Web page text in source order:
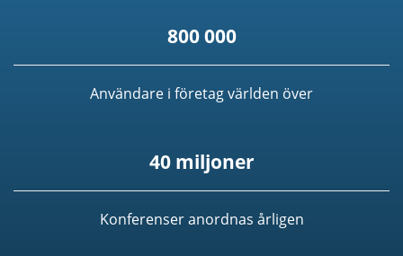
800 000
Användare i företag världen över
40 miljoner
Konferenser anordnas årligen